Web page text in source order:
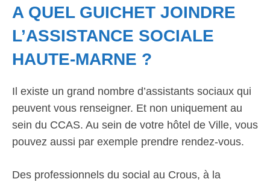
A QUEL GUICHET JOINDRE
L’ASSISTANCE SOCIALE
HAUTE-MARNE ?
Il existe un grand nombre d’assistants sociaux qui
peuvent vous renseigner. Et non uniquement au
sein du CCAS. Au sein de votre hôtel de Ville, vous
pouvez aussi par exemple prendre rendez-vous.
Des professionnels du social au Crous, à la